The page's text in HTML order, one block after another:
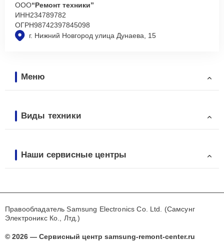
г. Нижний Новгород улица Дунаева, 15
ООО“Ремонт техники”
ИНН234789782
ОГРН98742397845098
Меню
Виды техники
Наши сервисные центры
Правообладатель Samsung Electronics Co. Ltd. (Самсунг
Электроникс Ко., Лтд.)
© 2026 — Сервисный центр samsung-remont-center.ru